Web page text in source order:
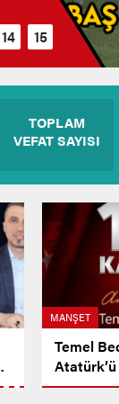
TOPLAM
VEFAT SAYISI
MANŞET
Temel